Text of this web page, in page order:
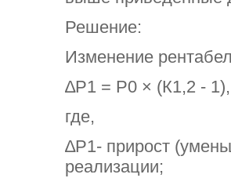
Решение:
Изменение
∆Р1 = Р0 × (К1,2 - 1),
где,
∆Р1- прирост
реализации;